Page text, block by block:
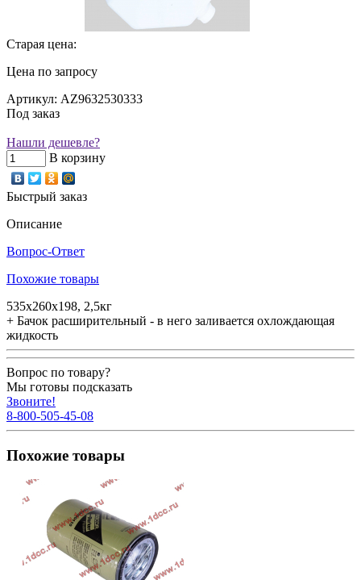
Старая цена:
Цена по запросу
Артикул: AZ9632530333
Под заказ
Нашли дешевле?
В корзину
Быстрый заказ
Описание
Вопрос-Ответ
Похожие товары
535х260х198, 2,5кг
+ Бачок расширительный - в него заливается охлождающая
жидкость
Вопрос по товару?
Мы готовы подсказать
Звоните!
8-800-505-45-08
Похожие товары